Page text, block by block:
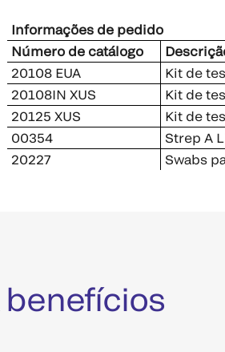
Informações de pedido
Número de catálogo
20108 EUA
Kit de
20108IN XUS
Kit de
20125 XUS
Kit de
00354
Strep A
20227
Swabs
benefícios